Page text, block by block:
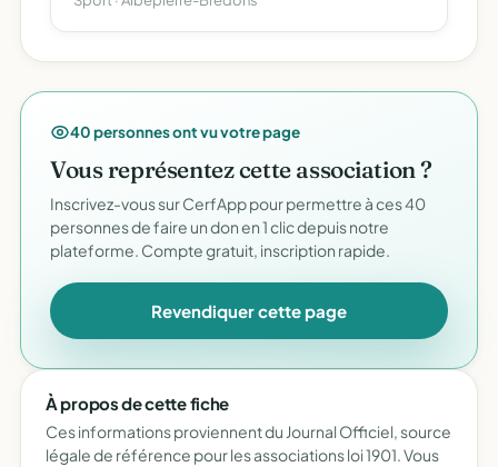
40 personnes ont vu votre page
Vous représentez cette association ?
Inscrivez-vous sur CerfApp pour permettre à ces 40
personnes de faire un don en 1 clic depuis notre
plateforme. Compte gratuit, inscription rapide.
Revendiquer cette page
À propos de cette fiche
Ces informations proviennent du Journal Officiel, source
légale de référence pour les associations loi 1901. Vous